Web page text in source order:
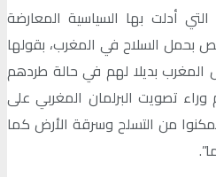
أدلت بها السياسية المعارضة
بحمل السلاح في المغرب، بقولها
المغرب بديلا لهم في حالة طردهم
تصويت البرلمان المغربي على
من التسلح وسرقة الأرض كما